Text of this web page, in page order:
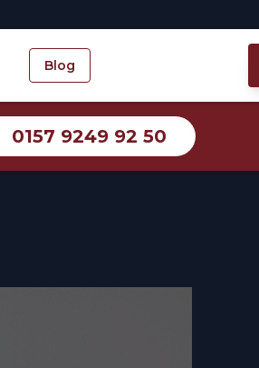
Blog
0157 9249 92 50